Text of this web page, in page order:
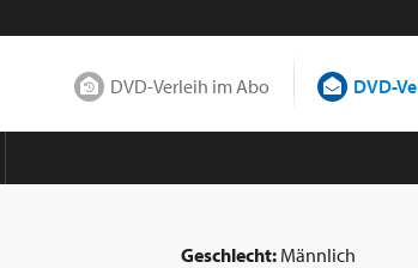
DVD-Verleih im Abo DVD-
Geschlecht: Männlich